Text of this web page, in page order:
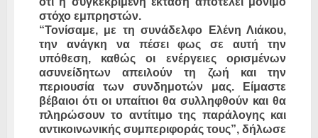
στόχο εμπρηστών.
“Τονίσαμε, με τη συνάδελφο Ελένη Λιάκου,
την ανάγκη να πέσει φως σε αυτή την
υπόθεση, καθώς οι ενέργειες ορισμένων
ασυνείδητων απειλούν τη ζωή και την
περιουσία των συνδημοτών μας. Είμαστε
βέβαιοι ότι οι υπαίτιοι θα συλληφθούν και θα
πληρώσουν το αντίτιμο της παράλογης και
αντικοινωνικής συμπεριφοράς τους”, δήλωσε